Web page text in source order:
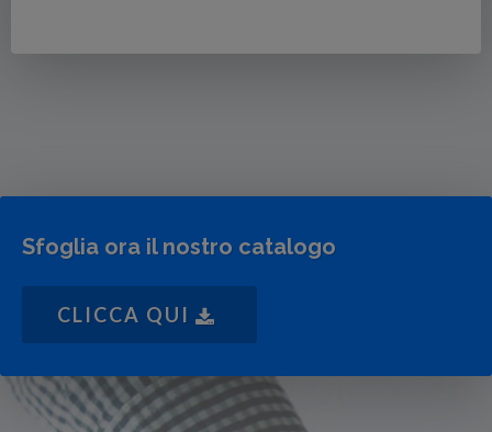
Sfoglia ora il nostro catalogo
CLICCA QUI